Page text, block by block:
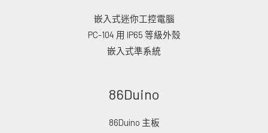
嵌入式迷你工控電腦
PC-104 用 IP65 等級外殼
嵌入式準系統
86Duino
86Duino 主板